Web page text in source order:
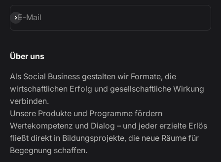
E-Mail
Abonnieren
Über uns
Als Social Business gestalten wir Formate, die
wirtschaftlichen Erfolg und gesellschaftliche Wirkung
verbinden.
Unsere Produkte und Programme fördern
Wertekompetenz und Dialog – und jeder erzielte Erlös
fließt direkt in Bildungsprojekte, die neue Räume für
Begegnung schaffen.